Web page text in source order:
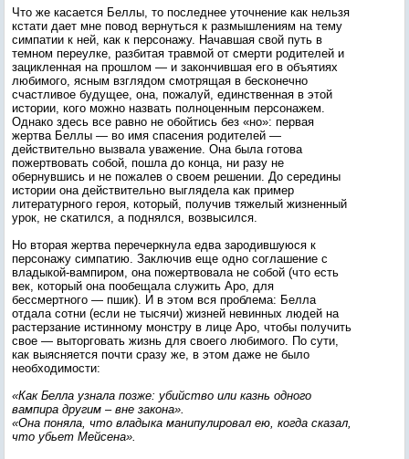
Что же касается Беллы, то последнее уточнение как нельзя
кстати дает мне повод вернуться к размышлениям на тему
симпатии к ней, как к персонажу. Начавшая свой путь в
темном переулке, разбитая травмой от смерти родителей и
зацикленная на прошлом — и закончившая его в объятиях
любимого, ясным взглядом смотрящая в бесконечно
счастливое будущее, она, пожалуй, единственная в этой
истории, кого можно назвать полноценным персонажем.
Однако здесь все равно не обойтись без «но»: первая
жертва Беллы — во имя спасения родителей —
действительно вызвала уважение. Она была готова
пожертвовать собой, пошла до конца, ни разу не
обернувшись и не пожалев о своем решении. До середины
истории она действительно выглядела как пример
литературного героя, который, получив тяжелый жизненный
урок, не скатился, а поднялся, возвысился.
Но вторая жертва перечеркнула едва зародившуюся к
персонажу симпатию. Заключив еще одно соглашение с
владыкой-вампиром, она пожертвовала не собой (что есть
век, который она пообещала служить Аро, для
бессмертного — пшик). И в этом вся проблема: Белла
отдала сотни (если не тысячи) жизней невинных людей на
растерзание истинному монстру в лице Аро, чтобы получить
свое — выторговать жизнь для своего любимого. По сути,
как выясняется почти сразу же, в этом даже не было
необходимости:
«Как Белла узнала позже: убийство или казнь одного
вампира другим – вне закона».
«Она поняла, что владыка манипулировал ею, когда сказал,
что убьет Мейсена».